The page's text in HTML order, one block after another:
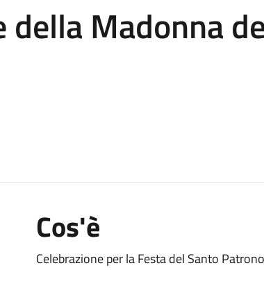
della Madonna
Cos'è
Celebrazione per la Festa del Santo